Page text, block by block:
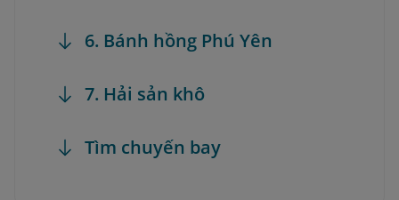
6. Bánh hồng Phú Yên
7. Hải sản khô
Tìm chuyến bay